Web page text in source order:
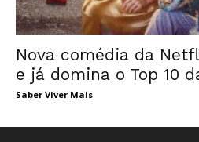
Nova comédia da
e já domina o Top 10
Saber Viver Mais